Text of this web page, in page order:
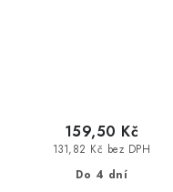
Do 4 dní
131,82 Kč bez DPH
159,50 Kč